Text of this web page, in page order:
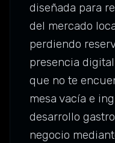
diseñada para
del mercado
perdiendo
presencia
que no te
mesa vacía e
desarrollo
negocio